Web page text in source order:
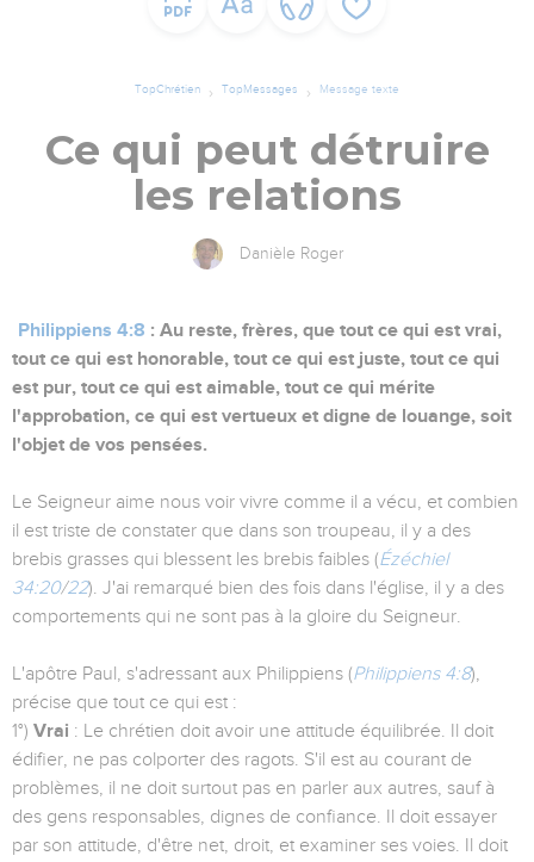
TopChrétien TopMessages Message texte
Ce qui peut détruire
les relations
Danièle Roger
Philippiens 4:8 : Au reste, frères, que tout ce qui est vrai,
tout ce qui est honorable, tout ce qui est juste, tout ce qui
est pur, tout ce qui est aimable, tout ce qui mérite
l'approbation, ce qui est vertueux et digne de louange, soit
l'objet de vos pensées.
Le Seigneur aime nous voir vivre comme il a vécu, et combien
il est triste de constater que dans son troupeau, il y a des
brebis grasses qui blessent les brebis faibles (Ézéchiel
34:20/22). J'ai remarqué bien des fois dans l'église, il y a des
comportements qui ne sont pas à la gloire du Sei­gneur.
L'apôtre Paul, s'adressant aux Philippiens (Philippiens 4:8),
précise que tout ce qui est :
1°) Vrai : Le chrétien doit avoir une attitude équilibrée. Il doit
édifier, ne pas colporter des ragots. S'il est au courant de
problèmes, il ne doit surtout pas en parler aux autres, sauf à
des gens responsables, dignes de confiance. Il doit essayer
par son attitude, d'être net, droit, et examiner ses voies. Il doit